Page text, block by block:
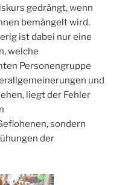
gedrängt, wenn
bemängelt wird.
ist dabei nur eine
welche
Personengruppe
und
liegt der Fehler
sondern
der